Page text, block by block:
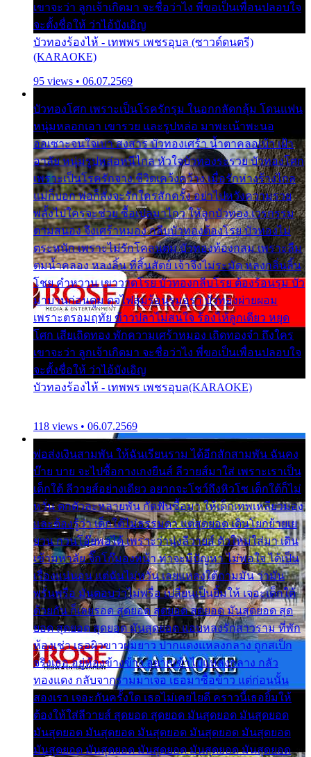
เขาจะว่า ลูกเจ้าเกิดมา จะชื่อว่าไง พี่ขอเป็นเพื่อนปลอบใจ
จะตั้งชื่อให้ ว่าไอ้บังเอิญ
บัวทองร้องไห้ - เทพพร เพชรอุบล (ซาวด์ดนตรี)
(KARAOKE)
95 views • 06.07.2569
บัวทองโศก เพราะเป็นโรครักรุม ในอกกลัดกลุ้ม โดนแฟน
หนุ่มหลอกเอา เขารวย และรูปหล่อ มาพะเน้าพะนอ
ออเซาะจนใจเบา สงสาร บัวทองเศร้า น้ำตาคลอเบ้า เฝ้า
อาลัย หนุ่มรูปหล่อหนีไกล หัวใจบัวทองระรวย บัวทองโศก
เพราะเป็นโรครักจาง ชีวิตเคว้งคว้าง เมื่อรักห่างร้างไกล
แม่ก็บอก พ่อก็สั่งจะรักใครสักครั้ง อย่าไปหวังความรวย
พลั้งไปใครจะช่วย ซื้อเปลมาไกว ให้ลูกบัวทอง เวรกรรม
ตามสนอง จึงเศร้าหมอง กลีบบัวทองต้องโรย บัวทองไม่
ตระหนัก เพราะไม่รักโคลนตม บัวทองท้องกลม เพราะลืม
ตมน้ำคลอง หลงลิ้น ที่สิ้นสัตย์ เจ้าจึงไม่ระมัด หลงกลิ่นลิ้น
โชย คำหวาน เขาวาดโรย บัวทองกลีบโรย ต้องร้อนรุม บัว
มาบานก่อนตูม ดุจไฟสุมร้อนรุมอุรา บัวทองผ่ายผอม
เพราะตรอมฤทัย ข้าวปลาไม่สนใจ ร้องไห้ลูกเดียว หยุด
โศก เสียเถิดทอง พักความเศร้าหมอง เถิดทองจ๋า ถึงใคร
เขาจะว่า ลูกเจ้าเกิดมา จะชื่อว่าไง พี่ขอเป็นเพื่อนปลอบใจ
จะตั้งชื่อให้ ว่าไอ้บังเอิญ
บัวทองร้องไห้ - เทพพร เพชรอุบล(KARAOKE)
118 views • 06.07.2569
พ่อส่งเงินสามพัน ให้ฉันเรียนราม ได้อีกสักสามพัน ฉันคง
บ๊าย บาย จะไปซื้อกางเกงยีนส์ ลีวายส์มาใส่ เพราะเราเป็น
เด็กใต้ ลีวายส์อย่างเดียว อยากจะโชว์ถึงหิวโซ เด็กใต้ก็ไม่
หวั่น ตกตัวละหลายพัน กัดฟันซื้อมา ให้เด็กเทพเหลียวมอง
และต้องรู้ว่า เด็กใต้ไม่ธรรมดา แต่สุดยอด เดินโยกย้ายเย
ยวน กวนโอ๊ยพอได้ เพราะว่านุ่งลีวายส์ ตัวใหม่ใส่มา เดิน
เข้ามหาลัย จิ๊กโก๊มองหน้า ท่าจะมีปัญหา ไม่พอใจ ได้เป็น
เรื่องแน่นอน แต่ฉันไม่หวั่น เลยแหลงใต้ถามมัน ว่ามัน
พรั่นพรือ มันตอบว่าไม่พรื่อ เปลี่ยนเป็นยิ้มให้ เจอะเด็กใต้
ด้วยกัน ก็เลยรอด สุดยอด สุดยอด สุดยอด มันสุดยอด สุด
ยอด สุดยอด สุดยอด มันสุดยอด แอบหลงรักสาวราม ที่พัก
ห้องเช่า เธอผิวขาวผมยาว ปากแดงแหลงกลาง ถูกสเป็ก
จริงเธอ อยู่ห้องข้างข้าง อยากเข้าไปแหลงกลาง กลัว
ทองแดง กลับจากรามมาเจอ เธอมาซื้อข้าว แต่ก่อนนั้น
สองเรา เจอะกันครั้งใด เธอไม่เคยไยดี คราวนี้เธอยิ้มให้
ต้องให้ใส่ลีวายส์ สุดยอด สุดยอด มันสุดยอด มันสุดยอด
มันสุดยอด มันสุดยอด มันสุดยอด มันสุดยอด มันสุดยอด
มันสุดยอด มันสุดยอด มันสุดยอด มันสุดยอด มันสุดยอด